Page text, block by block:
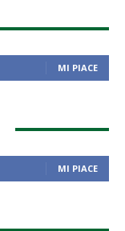
MI PIACE
MI PIACE